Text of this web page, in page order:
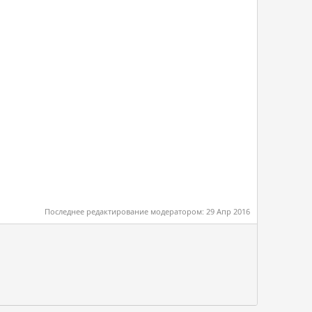
Последнее редактирование модератором: 29 Апр 2016